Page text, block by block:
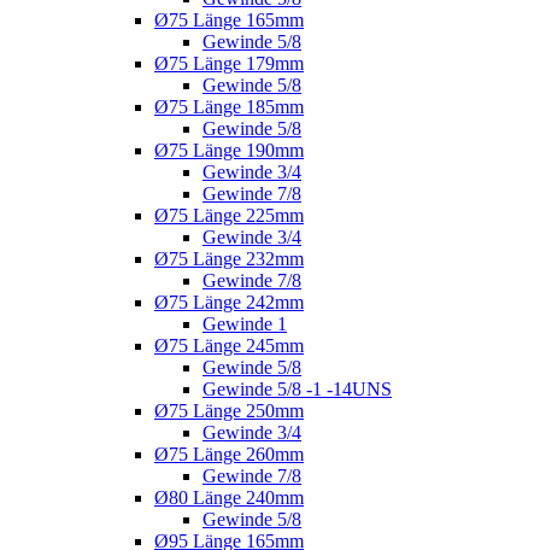
Ø75 Länge 165mm
Gewinde 5/8
Ø75 Länge 179mm
Gewinde 5/8
Ø75 Länge 185mm
Gewinde 5/8
Ø75 Länge 190mm
Gewinde 3/4
Gewinde 7/8
Ø75 Länge 225mm
Gewinde 3/4
Ø75 Länge 232mm
Gewinde 7/8
Ø75 Länge 242mm
Gewinde 1
Ø75 Länge 245mm
Gewinde 5/8
Gewinde 5/8 -1 -14UNS
Ø75 Länge 250mm
Gewinde 3/4
Ø75 Länge 260mm
Gewinde 7/8
Ø80 Länge 240mm
Gewinde 5/8
Ø95 Länge 165mm